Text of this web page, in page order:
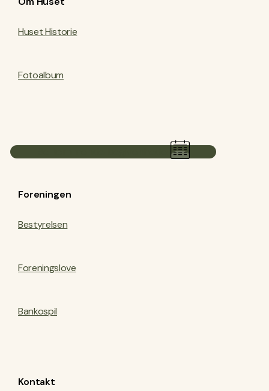
Huset Historie
Fotoalbum
Foreningen
Bestyrelsen
Foreningslove
Bankospil
Kontakt